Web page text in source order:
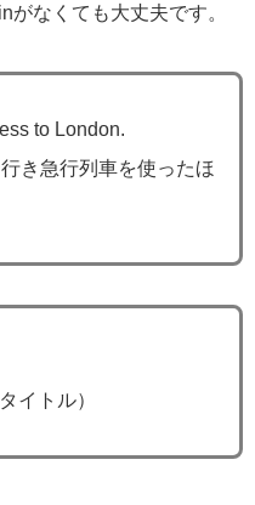
がなくても大丈夫です。
to London.
き急行列車を使ったほ
イトル）